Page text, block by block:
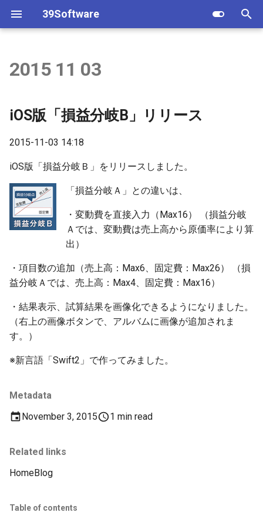
39Software
t
o
s
r
r
c
i
n
Android
顧客予約実績
iPhone/iPad シフト表
評価シート
レシピ原価計算
顧客予約実績
2022
2021
2020
2016
2015
2014
2012
2011
2010
2009
2008
Metadata
November 3, 2015
1 min read
Related links
HomeBlog
Table of contents
2015 11 03
iOS版「損益分岐B」リリース
2015-11-03 14:18
iOS版「損益分岐Ｂ」をリリースしました。
「損益分岐Ａ」との違いは、
・変動費を直接入力（Max16） （損益分岐
Ａでは、変動費は売上高から原価率により算
出）
・項目数の追加（売上高：Max6、固定費：Max26） （損
益分岐Ａでは、売上高：Max4、固定費：Max16）
・結果表示、試算結果を画像化できるようになりました。
（右上の画像ボタンで、アルバムに画像が追加されま
す。）
※新言語「Swift2」で作ってみました。